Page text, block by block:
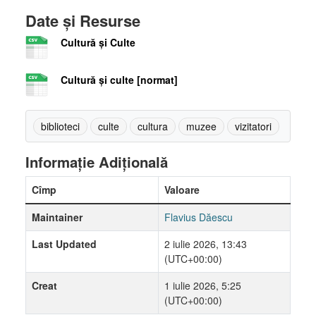
Date și Resurse
Cultură și Culte
Cultură și culte [normat]
biblioteci culte cultura muzee vizitatori
Informație Adițională
Cîmp
Valoare
Maintainer
Flavius Dăescu
Last Updated
2 iulie 2026, 13:43
(UTC+00:00)
Creat
1 iulie 2026, 5:25
(UTC+00:00)